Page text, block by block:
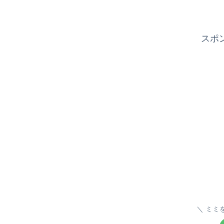
スポ
ミミ